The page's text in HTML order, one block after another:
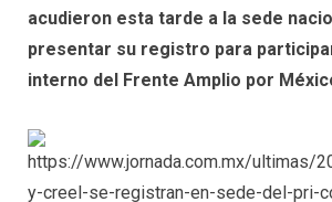
acudieron esta tarde a la sede
presentar su registro para
interno del Frente Amplio por